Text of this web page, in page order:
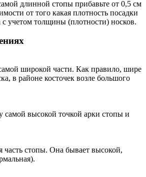
длинной стопы прибавьте от 0,5 см
от того какая плотность посадки
с учетом толщины (плотности) носков.
широкой части. Как правило, шире
в районе косточек возле большого
самой высокой точкой арки стопы и
часть стопы. Она бывает высокой,